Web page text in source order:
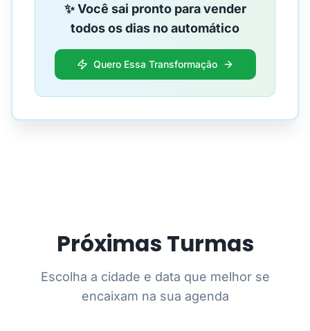
✨ Você sai pronto para vender
todos os dias no automático
Quero Essa Transformação
Próximas Turmas
Escolha a cidade e data que melhor se
encaixam na sua agenda